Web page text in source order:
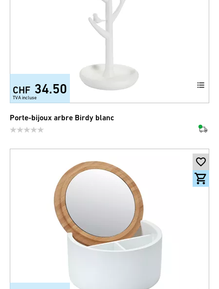
CHF 34.50
TVA incluse
Porte-bijoux arbre Birdy blanc